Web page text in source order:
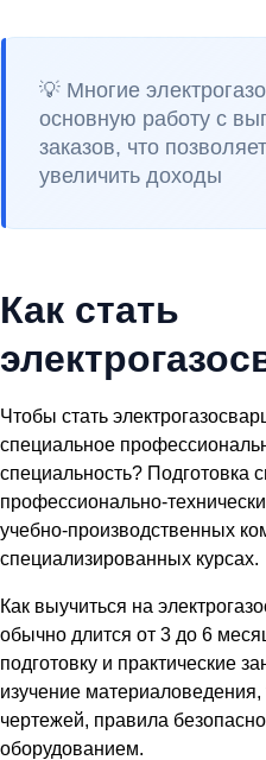
💡 Многие
основную работу с
заказов, что
увеличить доходы
Как стать
Чтобы стать
специальное
специальность? Подготовка
профессионально-
учебно-производственных
специализированных курсах.
Как выучиться на
обычно длится от 3 до 6
подготовку и практические
изучение материаловедения,
чертежей, правила
оборудованием.